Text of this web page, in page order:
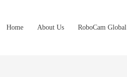
Home About Us RoboCam Global